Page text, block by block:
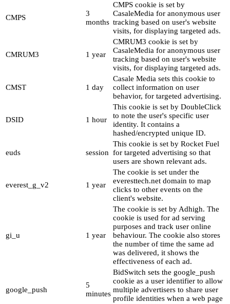
CMPS
3
months
CMPS cookie is set by
CasaleMedia for anonymous user
tracking based on user's website
visits, for displaying targeted ads.
CMRUM3 1 year
CMRUM3 cookie is set by
CasaleMedia for anonymous user
tracking based on user's website
visits, for displaying targeted ads.
CMST 1 day
Casale Media sets this cookie to
collect information on user
behavior, for targeted advertising.
DSID 1 hour
This cookie is set by DoubleClick
to note the user's specific user
identity. It contains a
hashed/encrypted unique ID.
euds session
This cookie is set by Rocket Fuel
for targeted advertising so that
users are shown relevant ads.
everest_g_v2 1 year
The cookie is set under the
everesttech.net domain to map
clicks to other events on the
client's website.
gi_u 1 year
The cookie is set by Adhigh. The
cookie is used for ad serving
purposes and track user online
behaviour. The cookie also stores
the number of time the same ad
was delivered, it shows the
effectiveness of each ad.
google_push
5
minutes
BidSwitch sets the google_push
cookie as a user identifier to allow
multiple advertisers to share user
profile identities when a web page